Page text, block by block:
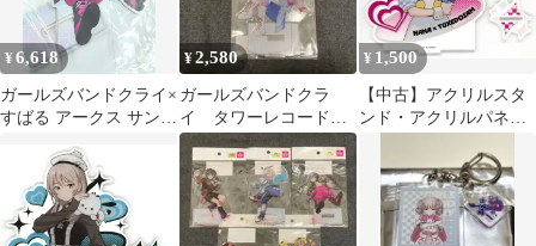
¥6,618
ガールズバンドクライ×
すばる アークス サンリ
¥2,580
ガールズバンドクラ
イ タワーレコード
サンリオ アクリルス
タンド ナナ
¥ 1,500
【中古】アクリルスタ
ンド・アクリルパネル
ム(コラボイラスト) ア
クリルスタンド 「ガー
ルズバンドクライ×サン
リオキャラクターズ